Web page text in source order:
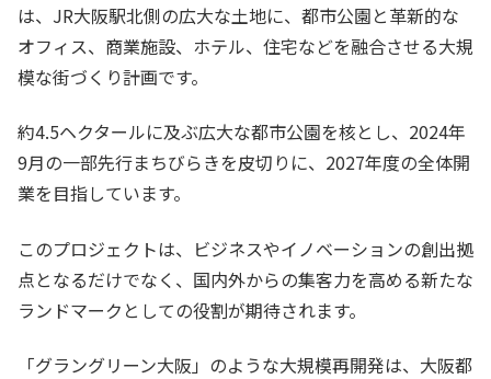
は、JR大阪駅北側の広大な土地に、都市公園と革新的な
オフィス、商業施設、ホテル、住宅などを融合させる大規
模な街づくり計画です。
約4.5ヘクタールに及ぶ広大な都市公園を核とし、2024年
9月の一部先行まちびらきを皮切りに、2027年度の全体開
業を目指しています。
このプロジェクトは、ビジネスやイノベーションの創出拠
点となるだけでなく、国内外からの集客力を高める新たな
ランドマークとしての役割が期待されます。
「グラングリーン大阪」のような大規模再開発は、大阪都